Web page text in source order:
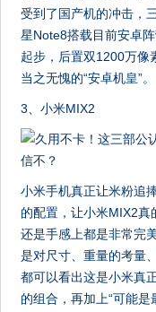
受到了国产机的冲击，
星Note8搭载目前安卓
起步，后置双1200万像
当之无愧的“安卓机皇”。
3、小米MIX2
小米手机真正让米粉追
的配置，让小米MIX2
还是手感上都是非常完
是对尺寸、重量的考量
都可以看出这是小米真
的组合，再加上“可能